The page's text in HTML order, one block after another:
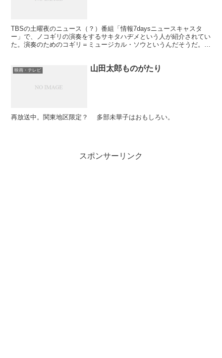
TBSの土曜夜のニュース（？）番組「情報7daysニュースキャスタ
ー」で、ノコギリの演奏をするサキタハヂメという人が紹介されてい
た。演奏のためのコギリ＝ミュージカル・ソウというんだそうだ。
映画・テレビ 山田太郎ものがたり
再放送中。関東地区限定？ 多部未華子はおもしろい。
スポンサーリンク